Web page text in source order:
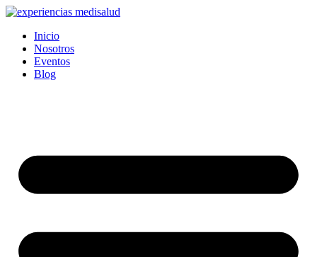
Ir
contenido
Inicio
Nosotros
Eventos
Blog